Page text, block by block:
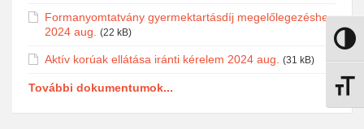
Nagy
Formanyomtatvány gyermektartásdíj megelőlegezéshez
2024 aug.
(22 kB)
Aktív korúak ellátása iránti kérelem 2024 aug. (31 kB)
További dokumentumok...